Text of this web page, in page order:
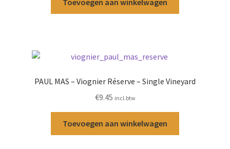
Toevoegen aan winkelwagen
PAUL MAS – Viognier Réserve – Single Vineyard
€9.45 incl.btw
Toevoegen aan winkelwagen